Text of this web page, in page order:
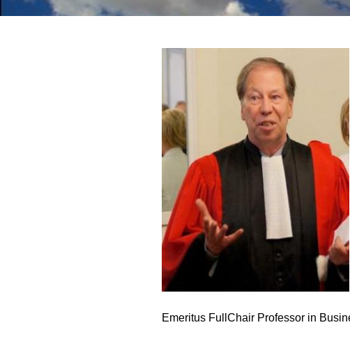
Emeritus FullChair Professor in